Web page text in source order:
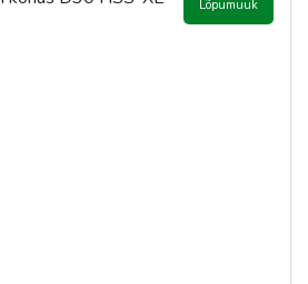
Lõpumüük